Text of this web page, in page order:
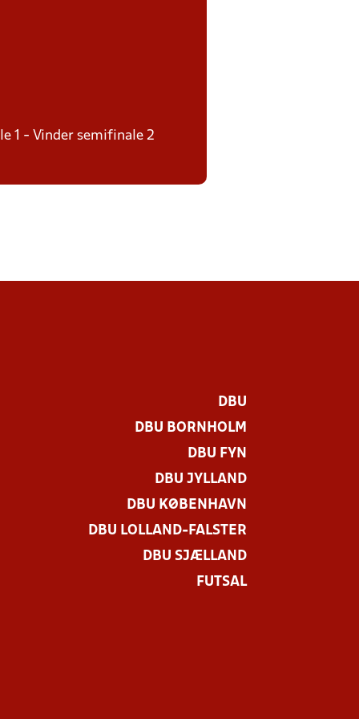
1 - Vinder semifinale 2
DBU
DBU BORNHOLM
DBU FYN
DBU JYLLAND
DBU KØBENHAVN
DBU LOLLAND-FALSTER
DBU SJÆLLAND
FUTSAL